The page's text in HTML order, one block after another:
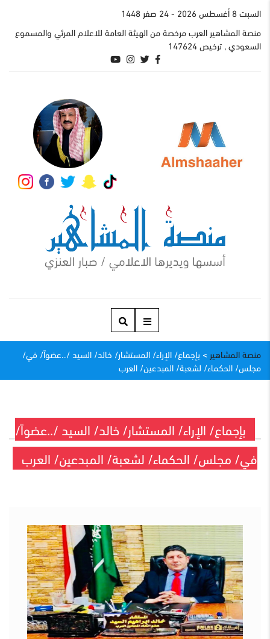
السبت 8 أغسطس 2026
- 24 صفر 1448
منصة المشاهير العرب مرخصة من الهيئة العامة للاعلام المرئي والمسموع
السعودي , ترخيص 147624
منصة المشاهير > بإجماع/ الإراء/ المستشار/ خالد/ السيد /..عضواً/ في/
مجلس/ الحكماء/ لشعبة/ المبدعين/ العرب
بإجماع/ الإراء/ المستشار/ خالد/ السيد /..عضواً/
في/ مجلس/ الحكماء/ لشعبة/ المبدعين/ العرب